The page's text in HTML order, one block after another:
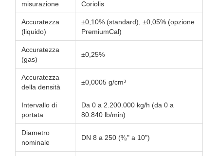
misurazione
Coriolis
Accuratezza
(liquido)
±0,10% (standard), ±0,05% (opzione
PremiumCal)
Accuratezza
(gas)
±0,25%
Accuratezza
della densità
±0,0005 g/cm³
Intervallo di
portata
Da 0 a 2.200.000 kg/h (da 0 a
80.840 lb/min)
Diametro
nominale
DN 8 a 250 (³⁄₈" a 10")